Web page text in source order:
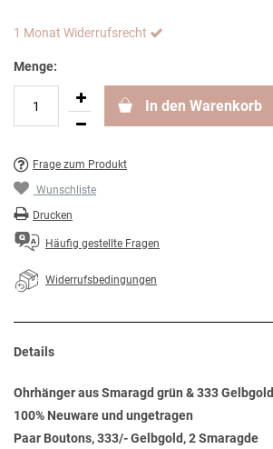
1 Monat Widerrufsrecht
Menge:
In den Warenkorb
Frage zum Produkt
Wunschliste
Drucken
Häufig gestellte Fragen
Widerrufsbedingungen
Details
Ohrhänger aus Smaragd grün & 333 Gelbgold
100% Neuware und ungetragen
Paar Boutons, 333/- Gelbgold, 2 Smaragde